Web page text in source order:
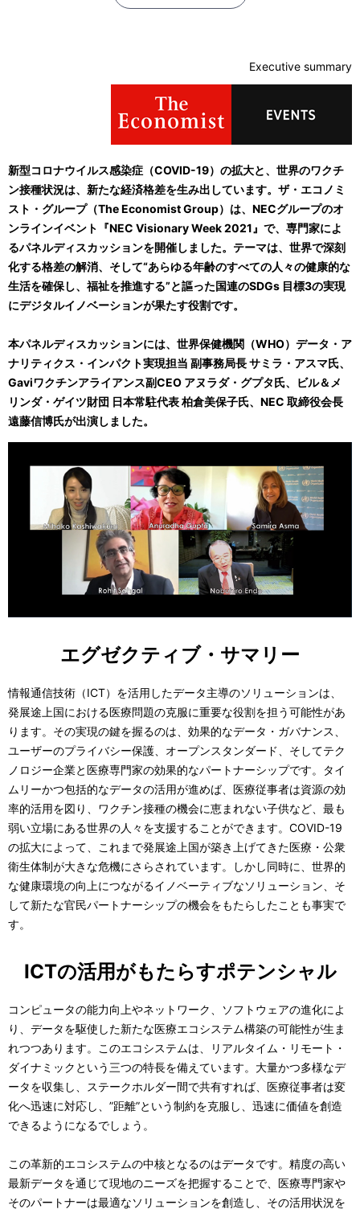
Executive summary
新型コロナウイルス感染症（COVID-19）の拡大と、世界のワクチ
ン接種状況は、新たな経済格差を生み出しています。ザ・エコノミ
スト・グループ（The Economist Group）は、NECグループのオ
ンラインイベント『NEC Visionary Week 2021』で、専門家によ
るパネルディスカッションを開催しました。テーマは、世界で深刻
化する格差の解消、そして“あらゆる年齢のすべての人々の健康的な
生活を確保し、福祉を推進する”と謳った国連のSDGs 目標3の実現
にデジタルイノベーションが果たす役割です。
本パネルディスカッションには、世界保健機関（WHO）データ・ア
ナリティクス・インパクト実現担当 副事務局長 サミラ・アスマ氏、
Gaviワクチンアライアンス副CEO アヌラダ・グプタ氏、ビル＆メ
リンダ・ゲイツ財団 日本常駐代表 柏倉美保子氏、NEC 取締役会長
遠藤信博氏が出演しました。
エグゼクティブ・サマリー
情報通信技術（ICT）を活用したデータ主導のソリューションは、
発展途上国における医療問題の克服に重要な役割を担う可能性があ
ります。その実現の鍵を握るのは、効果的なデータ・ガバナンス、
ユーザーのプライバシー保護、オープンスタンダード、そしてテク
ノロジー企業と医療専門家の効果的なパートナーシップです。タイ
ムリーかつ包括的なデータの活用が進めば、医療従事者は資源の効
率的活用を図り、ワクチン接種の機会に恵まれない子供など、最も
弱い立場にある世界の人々を支援することができます。COVID-19
の拡大によって、これまで発展途上国が築き上げてきた医療・公衆
衛生体制が大きな危機にさらされています。しかし同時に、世界的
な健康環境の向上につながるイノベーティブなソリューション、そ
して新たな官民パートナーシップの機会をもたらしたことも事実で
す。
ICTの活用がもたらすポテンシャル
コンピュータの能力向上やネットワーク、ソフトウェアの進化によ
り、データを駆使した新たな医療エコシステム構築の可能性が生ま
れつつあります。このエコシステムは、リアルタイム・リモート・
ダイナミックという三つの特長を備えています。大量かつ多様なデ
ータを収集し、ステークホルダー間で共有すれば、医療従事者は変
化へ迅速に対応し、”距離”という制約を克服し、迅速に価値を創造
できるようになるでしょう。
この革新的エコシステムの中核となるのはデータです。精度の高い
最新データを通じて現地のニーズを把握することで、医療専門家や
そのパートナーは最適なソリューションを創造し、その活用状況を